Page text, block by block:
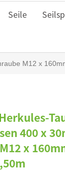
Seile
M12 x
400 x
x